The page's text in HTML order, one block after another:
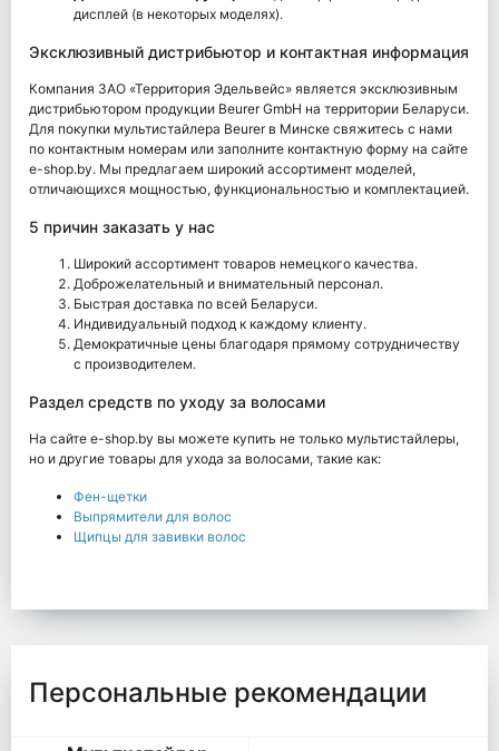
дисплей (в некоторых моделях).
Эксклюзивный дистрибьютор и контактная информация
Компания ЗАО «Территория Эдельвейс» является эксклюзивным
дистрибьютором продукции Beurer GmbH на территории Беларуси.
Для покупки мультистайлера Beurer в Минске свяжитесь с нами
по контактным номерам или заполните контактную форму на сайте
e-shop.by. Мы предлагаем широкий ассортимент моделей,
отличающихся мощностью, функциональностью и комплектацией.
5 причин заказать у нас
Широкий ассортимент товаров немецкого качества.
Доброжелательный и внимательный персонал.
Быстрая доставка по всей Беларуси.
Индивидуальный подход к каждому клиенту.
Демократичные цены благодаря прямому сотрудничеству
с производителем.
Раздел средств по уходу за волосами
На сайте e-shop.by вы можете купить не только мультистайлеры,
но и другие товары для ухода за волосами, такие как:
Фен-щетки
Выпрямители для волос
Щипцы для завивки волос
Персональные рекомендации